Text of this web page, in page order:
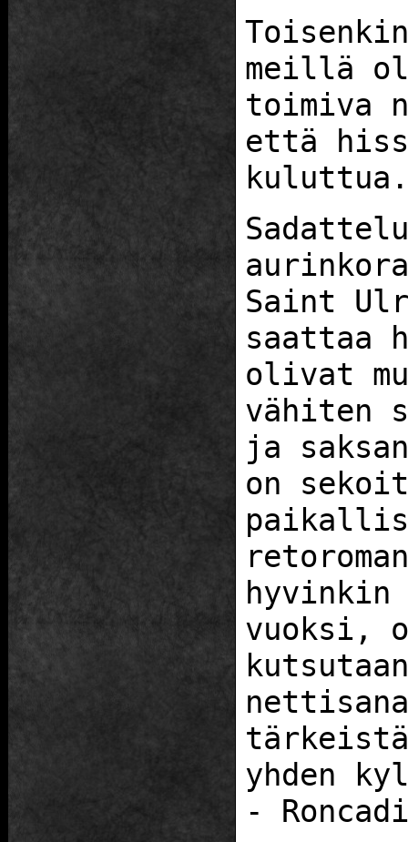
meillä
toimiva
että
Saint
saattaa
olivat
vähiten
ja
on
hyvinkin
vuoksi,
yhden
-